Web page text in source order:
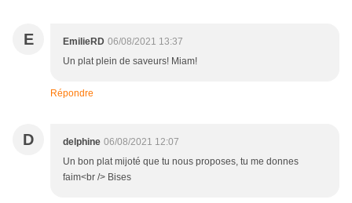
E EmilieRD 06/08/2021 13:37
Un plat plein de saveurs! Miam!
Répondre
D delphine 06/08/2021 12:07
Un bon plat mijoté que tu nous proposes, tu me donnes
faim<br /> Bises